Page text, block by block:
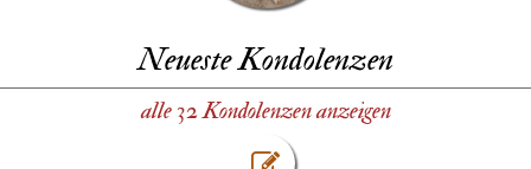
Neueste Kondolenzen
alle 32 Kondolenzen anzeigen